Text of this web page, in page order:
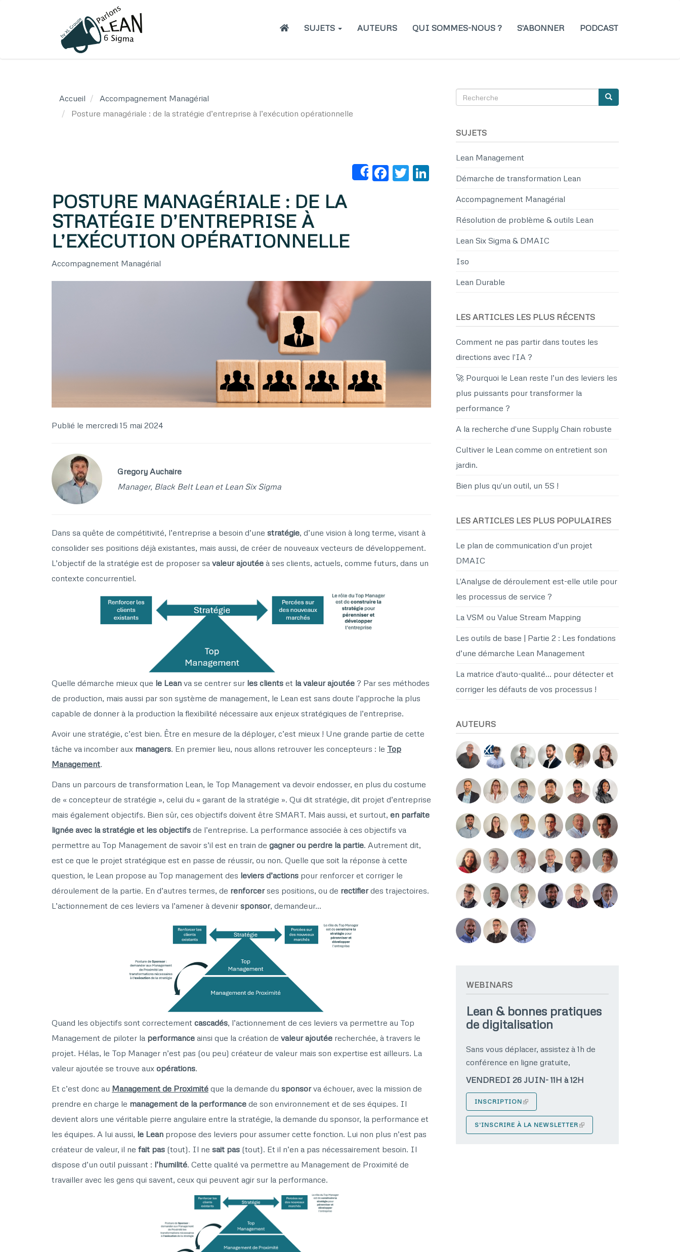
MainSUJETS AUTEURS QUI SOMMES-NOUS ? S'ABONNER PODCAST
Accueil
Accompagnement Managérial
Posture managériale : de la stratégie d’entreprise à l’exécution opérationnelle
ShareFacebook
TwitterLinkedIn
POSTURE MANAGÉRIALE : DE LA
STRATÉGIE D’ENTREPRISE À
L’EXÉCUTION OPÉRATIONNELLE
Accompagnement Managérial
Publié le mercredi 15 mai 2024
Gregory Auchaire
Manager, Black Belt Lean et Lean Six Sigma
Dans sa quête de compétitivité, l’entreprise a besoin d’une stratégie, d’une vision à long terme, visant à
consolider ses positions déjà existantes, mais aussi, de créer de nouveaux vecteurs de développement.
L’objectif de la stratégie est de proposer sa valeur ajoutée à ses clients, actuels, comme futurs, dans un
contexte concurrentiel.
Quelle démarche mieux que le Lean va se centrer sur les clients et la valeur ajoutée ? Par ses méthodes
de production, mais aussi par son système de management, le Lean est sans doute l’approche la plus
capable de donner à la production la flexibilité nécessaire aux enjeux stratégiques de l’entreprise.
Avoir une stratégie, c’est bien. Être en mesure de la déployer, c’est mieux ! Une grande partie de cette
tâche va incomber aux managers. En premier lieu, nous allons retrouver les concepteurs : le Top
Management.
Dans un parcours de transformation Lean, le Top Management va devoir endosser, en plus du costume
de « concepteur de stratégie », celui du « garant de la stratégie ». Qui dit stratégie, dit projet d’entreprise
mais également objectifs. Bien sûr, ces objectifs doivent être SMART. Mais aussi, et surtout, en parfaite
lignée avec la stratégie et les objectifs de l’entreprise. La performance associée à ces objectifs va
permettre au Top Management de savoir s’il est en train de gagner ou perdre la partie. Autrement dit,
est ce que le projet stratégique est en passe de réussir, ou non. Quelle que soit la réponse à cette
question, le Lean propose au Top management des leviers d’actions pour renforcer et corriger le
déroulement de la partie. En d’autres termes, de renforcerses positions, ou de rectifierdes trajectoires.
L’actionnement de ces leviers va l’amener à devenir sponsor, demandeur…
Quand les objectifs sont correctement cascadés, l’actionnement de ces leviers va permettre au Top
Management de piloter la performance ainsi que la création de valeur ajoutée recherchée, à travers le
projet. Hélas, le Top Manager n’est pas (ou peu) créateur de valeur mais son expertise est ailleurs. La
valeur ajoutée se trouve aux opérations.
Et c’est donc au Management de Proximité que la demande du sponsorva échouer, avec la mission de
prendre en charge le management de la performance de son environnement et de ses équipes. Il
devient alors une véritable pierre angulaire entre la stratégie, la demande du sponsor, la performance et
les équipes. A lui aussi, le Lean propose des leviers pour assumer cette fonction. Lui non plus n’est pas
créateur de valeur, il ne fait pas (tout). Il ne sait pas (tout). Et il n’en a pas nécessairement besoin. Il
dispose d’un outil puissant : l’humilité. Cette qualité va permettre au Management de Proximité de
travailler avec les gens qui savent, ceux qui peuvent agir sur la performance.
SEARCH
Recherche Recherche
SUJETS
Lean Management
Démarche de transformation Lean
Accompagnement Managérial
Résolution de problème & outils Lean
Lean Six Sigma & DMAIC
Iso
Lean Durable
LES ARTICLES LES PLUS RÉCENTS
Comment ne pas partir dans toutes les
directions avec l'IA ?
🚀 Pourquoi le Lean reste l’un des leviers les
plus puissants pour transformer la
performance ?
A la recherche d'une Supply Chain robuste
Cultiver le Lean comme on entretient son
jardin.
Bien plus qu'un outil, un 5S !
LES ARTICLES LES PLUS POPULAIRES
Le plan de communication d'un projet
DMAIC
L'Analyse de déroulement est-elle utile pour
les processus de service ?
La VSM ou Value Stream Mapping
Les outils de base | Partie 2 : Les fondations
d’une démarche Lean Management
La matrice d'auto-qualité… pour détecter et
corriger les défauts de vos processus !
AUTEURS
WEBINARS
Lean & bonnes pratiques
de digitalisation
Sans vous déplacer, assistez à 1h de
conférence en ligne gratuite,
VENDREDI 26 JUIN- 11H à 12H
INSCRIPTION
S'INSCRIRE À LA NEWSLETTER